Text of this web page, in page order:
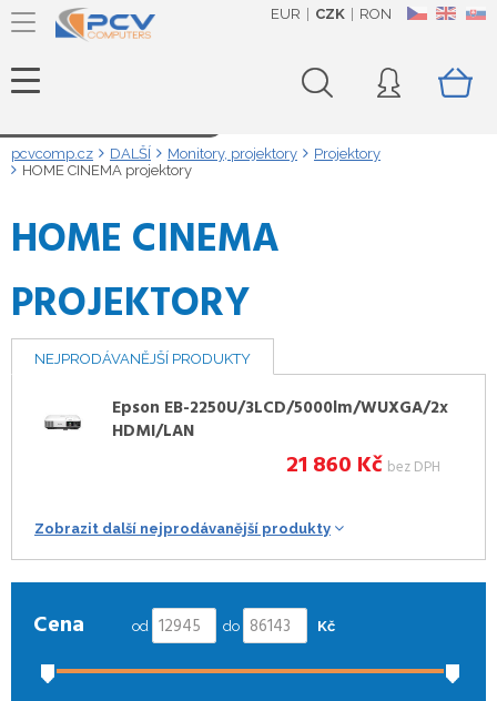
CZ EN SK
EUR CZK RON
pcvcomp.cz DALŠÍ Monitory, projektory
Projektory
HOME CINEMA projektory
HOME CINEMA
PROJEKTORY
NEJPRODÁVANĚJŠÍ PRODUKTY
Epson EB-2250U/3LCD/5000lm/WUXGA/2x
HDMI/LAN
21 860 Kč bez DPH
Zobrazit další nejprodávanější produkty
Cena od do Kč